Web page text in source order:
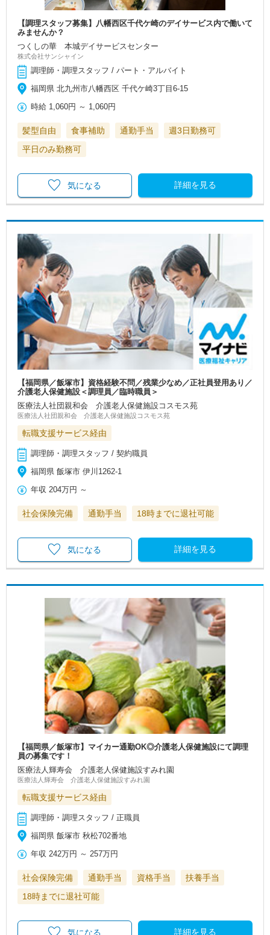
【調理スタッフ募集】八幡西区千代ケ崎のデイサービス内で働いて
みませんか？
つくしの華 本城デイサービスセンター
株式会社サンシャイン
調理師・調理スタッフ / パート・アルバイト
福岡県 北九州市八幡西区 千代ケ崎3丁目6-15
時給 1,060円 ～ 1,060円
髪型自由 食事補助 通勤手当
週3日勤務可
平日のみ勤務可
詳細を見る
気になる
【福岡県／飯塚市】資格経験不問／残業少なめ／正社員登用あり／
介護老人保健施設＜調理員／臨時職員＞
医療法人社団親和会 介護老人保健施設コスモス苑
医療法人社団親和会 介護老人保健施設コスモス苑
転職支援サービス経由
調理師・調理スタッフ / 契約職員
福岡県 飯塚市 伊川1262-1
年収 204万円 ～
社会保険完備 通勤手当 18時までに退社可能
詳細を見る
気になる
【福岡県／飯塚市】マイカー通勤OK◎介護老人保健施設にて調理
員の募集です！
医療法人輝寿会 介護老人保健施設すみれ園
医療法人輝寿会 介護老人保健施設すみれ園
転職支援サービス経由
調理師・調理スタッフ / 正職員
福岡県 飯塚市 秋松702番地
年収 242万円 ～257万円
社会保険完備 通勤手当 資格手当
扶養手当
18時までに退社可能
詳細を見る
気になる